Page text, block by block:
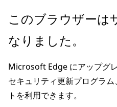
メ
ン
ン
テ
ン
このブラウザーは
なりました。
Microsoft Edge にアップグ
セキュリティ更新プログラ
トを利用できます。